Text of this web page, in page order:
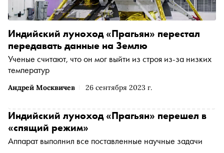
Андрей Москвичев 26 сентября 2023 г.
Индийский луноход «Прагьян» перестал
передавать данные на Землю
Ученые считают, что он мог выйти из строя из-за низких
температур
Индийский луноход «Прагьян» перешел в
«спящий режим»
Аппарат выполнил все поставленные научные задачи